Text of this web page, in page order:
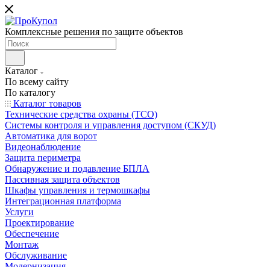
Комплексные решения по защите объектов
Каталог
По всему сайту
По каталогу
Каталог товаров
Технические средства охраны (ТСО)
Системы контроля и управления доступом (СКУД)
Автоматика для ворот
Видеонаблюдение
Защита периметра
Обнаружение и подавление БПЛА
Пассивная защита объектов
Шкафы управления и термошкафы
Интеграционная платформа
Услуги
Проектирование
Обеспечение
Монтаж
Обслуживание